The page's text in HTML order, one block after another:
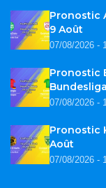
Pronostic
9 Août
07/08/2026 -
Pronostic
07/08/2026 -
Pronostic
Août
07/08/2026 -